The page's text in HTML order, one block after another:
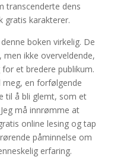
transcenderte dens
gratis karakterer.
boken virkelig. De
ikke overveldende,
et bredere publikum.
en forfølgende
til å bli glemt, som et
må innrømme at
online lesing og tap
påminnelse om
erfaring.